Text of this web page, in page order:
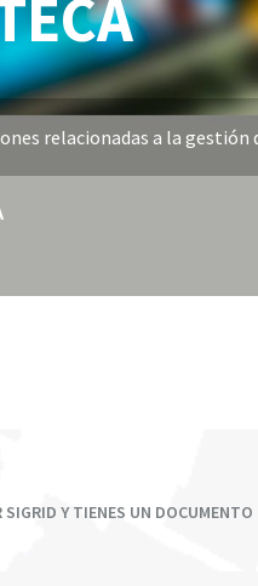
relacionadas a la gestión
Y TIENES UN